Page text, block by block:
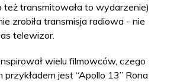
też transmitowała to wydarzenie)
zrobiła transmisja radiowa - nie
telewizor.
wielu filmowców, czego
jest “Apollo 13” Rona